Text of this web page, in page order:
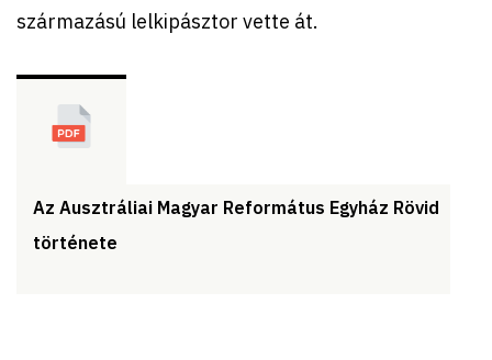
származású lelkipásztor vette át.
Az Ausztráliai Magyar Református Egyház Rövid
története